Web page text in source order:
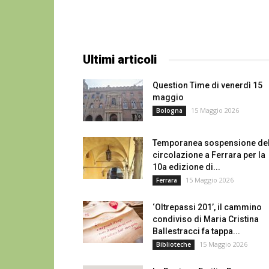
Ultimi articoli
Question Time di venerdì 15
maggio
Bologna 15 Maggio 2026
Temporanea sospensione
circolazione a Ferrara per la
10a edizione di...
Ferrara 15 Maggio 2026
‘Oltrepassi 201’, il cammino
condiviso di Maria Cristina
Ballestracci fa tappa...
Biblioteche 15 Maggio 2026